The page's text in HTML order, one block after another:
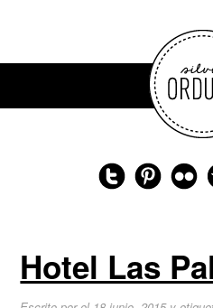
Hotel Las